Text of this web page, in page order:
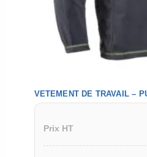
VETEMENT DE TRAVAIL –
Prix HT